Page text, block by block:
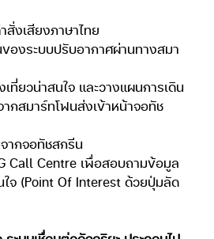
สั่งเสียงภาษาไทย
องระบบปรับอากาศผ่านทางสมา
ที่ยวน่าสนใจ และวางแผนการเดิน
กสมาร์ทโฟนส่งเข้าหน้าจอทัช
ากจอทัชสกรีน
Call Centre เพื่อสอบถามข้อมูล
จ (Point Of Interest ด้วยปุ่มลัด